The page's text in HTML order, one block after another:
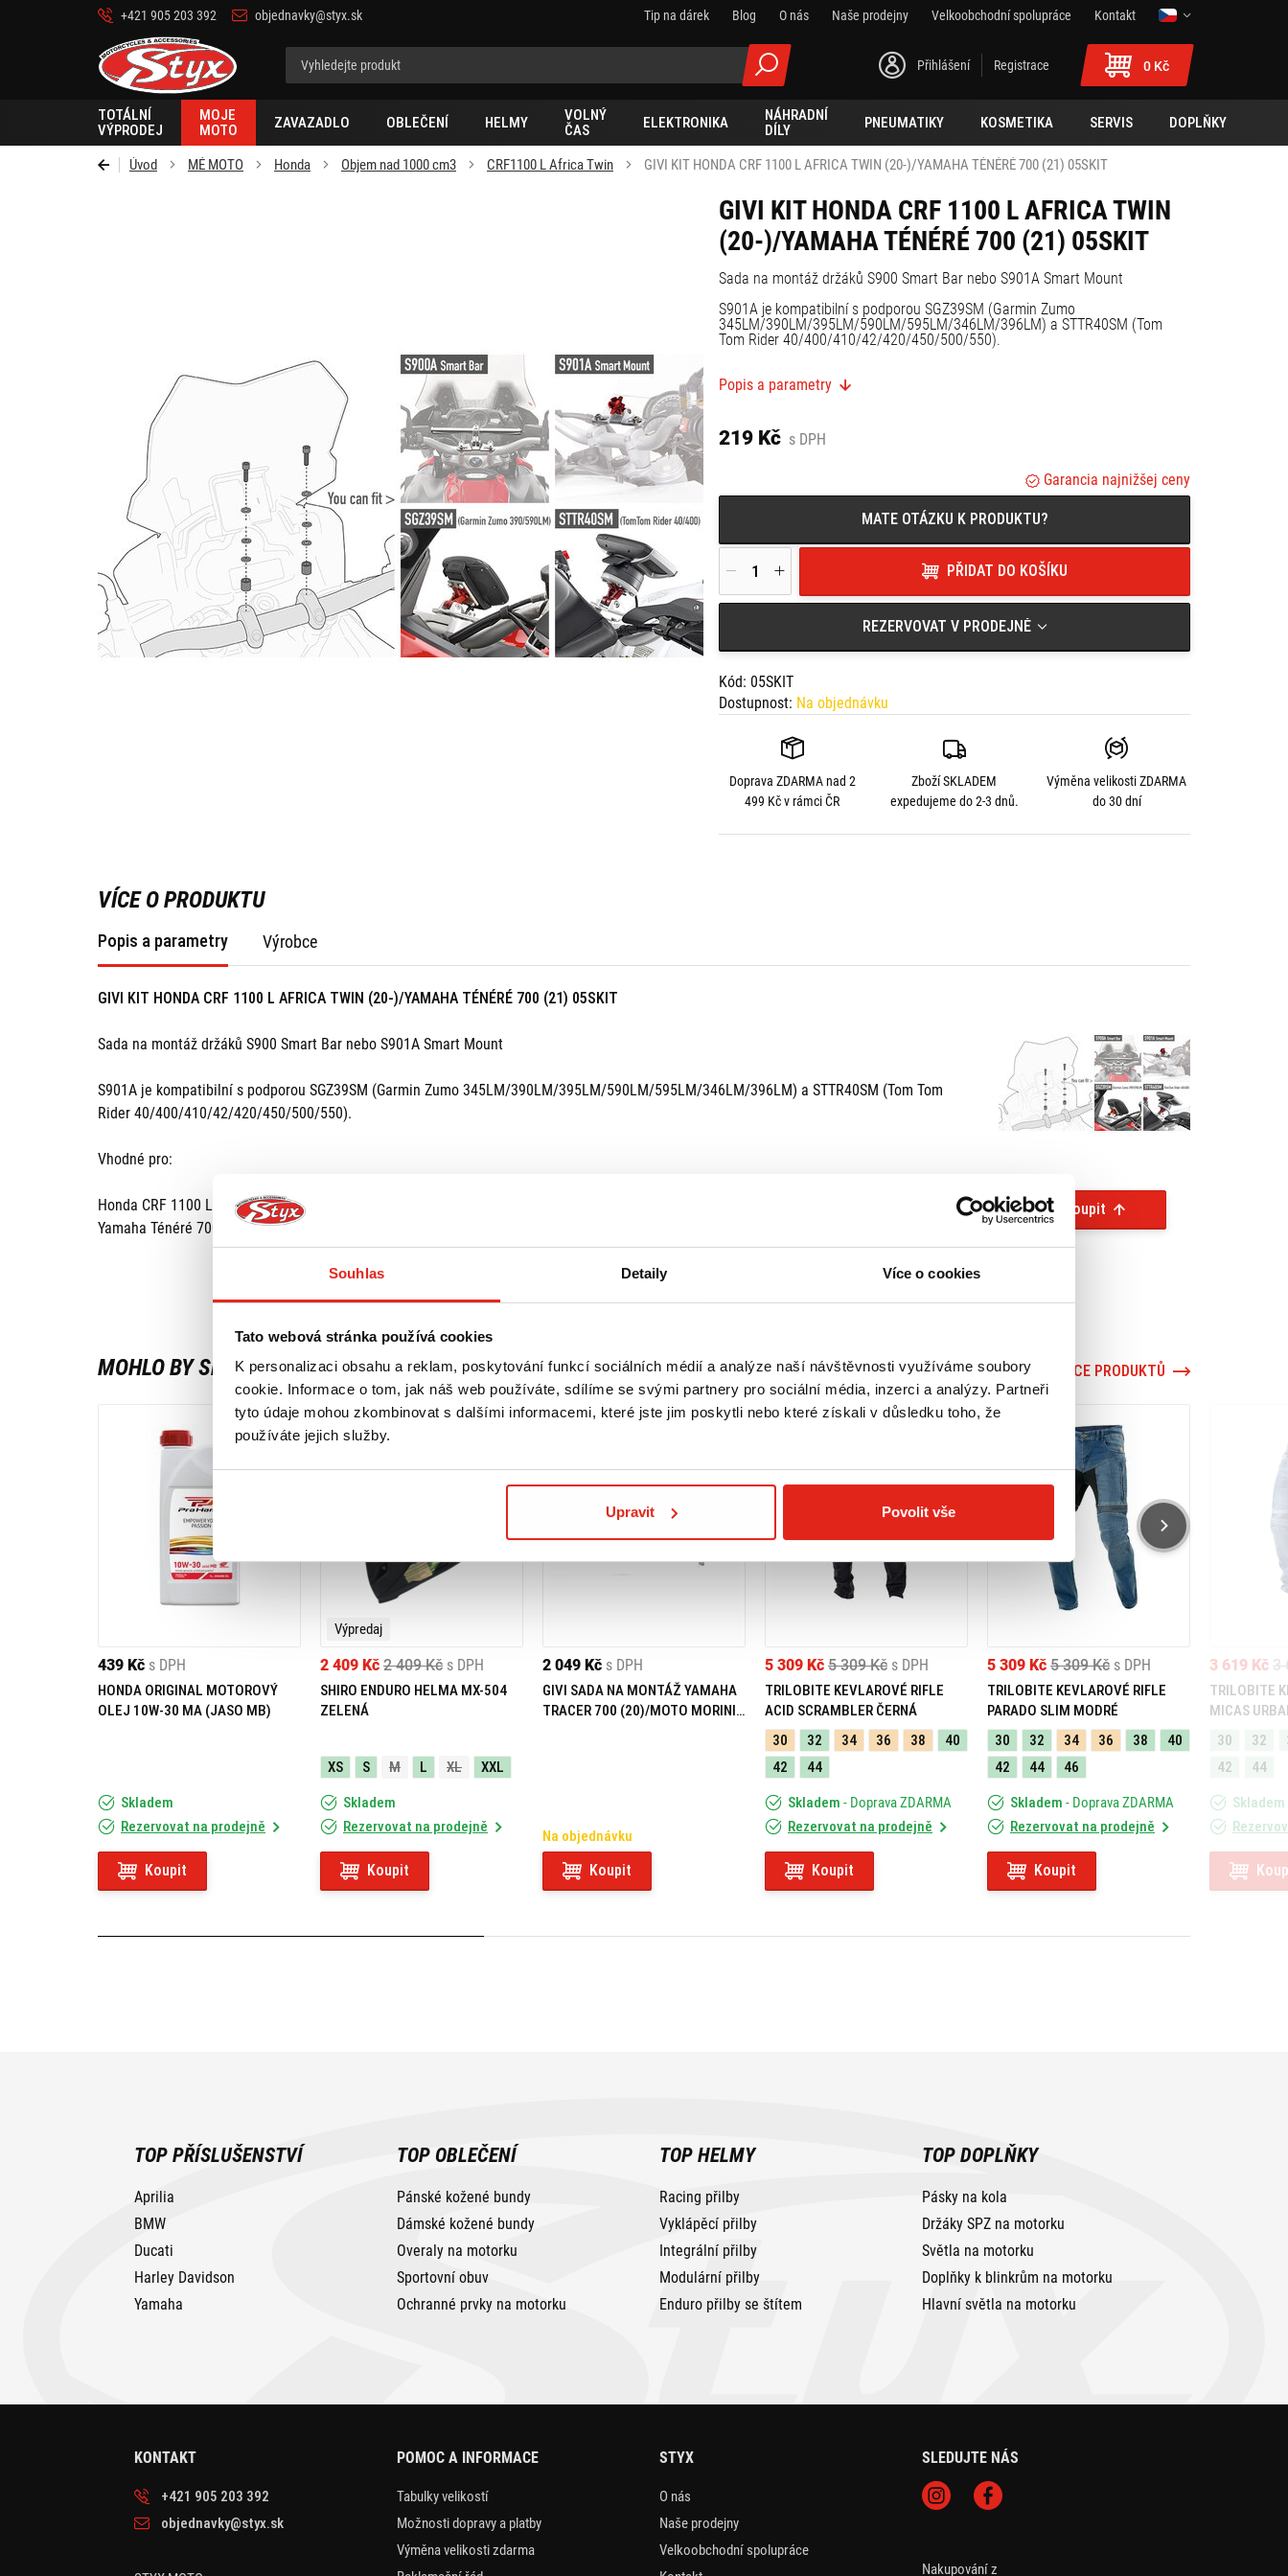
Souhlas Detaily Více o cookies
Tato webová stránka používá cookies
K personalizaci obsahu a reklam, poskytování funkcí sociálních médií a analýze naší návštěvnosti využíváme soubory
cookie. Informace o tom, jak náš web používáte, sdílíme se svými partnery pro sociální média, inzerci a analýzy. Partneři
tyto údaje mohou zkombinovat s dalšími informacemi, které jste jim poskytli nebo které získali v důsledku toho, že
používáte jejich služby.
Upravit Povolit vše
+421 905 203 392 objednavky@styx.sk Tip na dárek Blog O nás Naše prodejny Velkoobchodní spolupráce
Kontakt
Styx-
cz
Přihlášení Registrace 0 Kč
TOTÁLNÍ
VÝPRODEJ
MOJE
MOTO
ZAVAZADLO OBLEČENÍ HELMY
VOLNÝ
ČAS
ELEKTRONIKA
NÁHRADNÍ
DÍLY
PNEUMATIKY KOSMETIKA SERVIS DOPLŇKY
Úvod MÉ MOTO Honda Objem nad 1000 cm3 CRF1100 L Africa Twin GIVI KIT HONDA CRF 1100 L AFRICA TWIN (20-)/YAMAHA TÉNÉRÉ 700 (21) 05SKIT
GIVI KIT HONDA CRF 1100 L AFRICA TWIN
(20-)/YAMAHA TÉNÉRÉ 700 (21) 05SKIT
Sada na montáž držáků S900 Smart Bar nebo S901A Smart Mount
S901A je kompatibilní s podporou SGZ39SM (Garmin Zumo
345LM/390LM/395LM/590LM/595LM/346LM/396LM) a STTR40SM (Tom
Tom Rider 40/400/410/42/420/450/500/550).
Popis a parametry
219 Kč s DPH
Garancia najnižšej ceny
MATE OTÁZKU K PRODUKTU?
PŘIDAT DO KOŠÍKU
REZERVOVAT V PRODEJNĚ
Kód: 05SKIT
Dostupnost: Na objednávku
Doprava ZDARMAnad 2
499 Kč v rámci ČR
Zboží SKLADEM
expedujeme do 2-3 dnů.
Výměna velikostiZDARMA
do 30 dní
VÍCE O PRODUKTU
Popis a parametry Výrobce
GIVI KIT HONDA CRF 1100 L AFRICA TWIN (20-)/YAMAHA TÉNÉRÉ 700 (21) 05SKIT
Sada na montáž držáků S900 Smart Bar nebo S901A Smart Mount
S901A je kompatibilní s podporou SGZ39SM (Garmin Zumo 345LM/390LM/395LM/590LM/595LM/346LM/396LM) a STTR40SM (Tom Tom
Rider 40/400/410/42/420/450/500/550).
Vhodné pro:
Honda CRF 1100 L Africa Twin (20-)
Yamaha Ténéré 700 (21)
Koupit
MOHLO BY SE VÁM LÍBIT VÍCE PRODUKTŮ
439 Kč s DPH
HONDA ORIGINAL MOTOROVÝ
OLEJ 10W-30 MA (JASO MB)
Skladem
Rezervovat na prodejně
Koupit
Výpredaj
2 409 Kč
2 409 Kč s DPH
SHIRO ENDURO HELMA MX-504
ZELENÁ
XS S M L XL XXL
Skladem
Rezervovat na prodejně
Koupit
2 049 Kč s DPH
GIVI SADA NA MONTÁŽ YAMAHA
TRACER 700 (20)/MOTO MORINI
Na objednávku
Koupit
5 309 Kč
5 309 Kč s DPH
TRILOBITE KEVLAROVÉ RIFLE
ACID SCRAMBLER ČERNÁ
30
32 34 36 38
40
42
44
Skladem - Doprava ZDARMA
Rezervovat na prodejně
Koupit
5 309 Kč
5 309 Kč s DPH
TRILOBITE KEVLAROVÉ RIFLE
PARADO SLIM MODRÉ
30
32 34 36 38
40
42
44 46
Skladem - Doprava ZDARMA
Rezervovat na prodejně
Koupit
3
3 619 Kč
TRILOBITE
MICAS
30
32
42
44
Skladem
TOP PŘÍSLUŠENSTVÍ
Aprilia
BMW
Ducati
Harley Davidson
Yamaha
TOP OBLEČENÍ
Pánské kožené bundy
Dámské kožené bundy
Overaly na motorku
Sportovní obuv
Ochranné prvky na motorku
TOP HELMY
Racing přilby
Vyklápěcí přilby
Integrální přilby
Modulární přilby
Enduro přilby se štítem
TOP DOPLŇKY
Pásky na kola
Držáky SPZ na motorku
Světla na motorku
Doplňky k blinkrům na motorku
Hlavní světla na motorku
KONTAKT
+421 905 203 392
objednavky@styx.sk
POMOC A INFORMACE
Tabulky velikostí
Možnosti dopravy a platby
Výměna velikosti zdarma
STYX
O nás
Naše prodejny
Velkoobchodní spolupráce
SLEDUJTE NÁS
Nakupování z